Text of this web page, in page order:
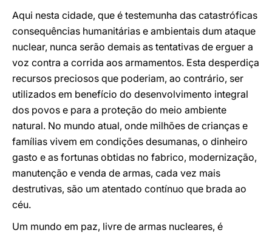
Aqui nesta cidade, que é testemunha das catastróficas
consequências humanitárias e ambientais dum ataque
nuclear, nunca serão demais as tentativas de erguer a
voz contra a corrida aos armamentos. Esta desperdiça
recursos preciosos que poderiam, ao contrário, ser
utilizados em benefício do desenvolvimento integral
dos povos e para a proteção do meio ambiente
natural. No mundo atual, onde milhões de crianças e
famílias vivem em condições desumanas, o dinheiro
gasto e as fortunas obtidas no fabrico, modernização,
manutenção e venda de armas, cada vez mais
destrutivas, são um atentado contínuo que brada ao
céu.
Um mundo em paz, livre de armas nucleares, é